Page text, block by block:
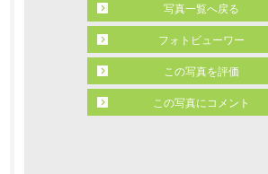
写真一覧へ戻る
フォトビューワー
この写真を評価
この写真にコメント